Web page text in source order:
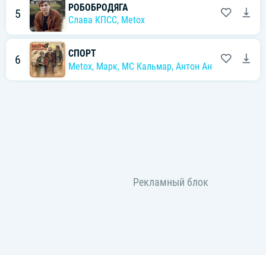
5
РОБОБРОДЯГА
Слава КПСС, Metox
6
СПОРТ
Metox, Марк, MC Кальмар, Антон Антипов